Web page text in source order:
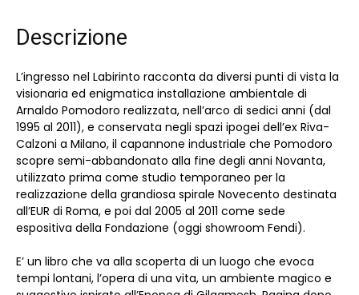
Descrizione
L’ingresso nel Labirinto racconta da diversi punti di vista la
visionaria ed enigmatica installazione ambientale di
Arnaldo Pomodoro realizzata, nell’arco di sedici anni (dal
1995 al 2011), e conservata negli spazi ipogei dell’ex Riva-
Calzoni a Milano, il capannone industriale che Pomodoro
scopre semi-abbandonato alla fine degli anni Novanta,
utilizzato prima come studio temporaneo per la
realizzazione della grandiosa spirale Novecento destinata
all’EUR di Roma, e poi dal 2005 al 2011 come sede
espositiva della Fondazione (oggi showroom Fendi).
E’ un libro che va alla scoperta di un luogo che evoca
tempi lontani, l’opera di una vita, un ambiente magico e